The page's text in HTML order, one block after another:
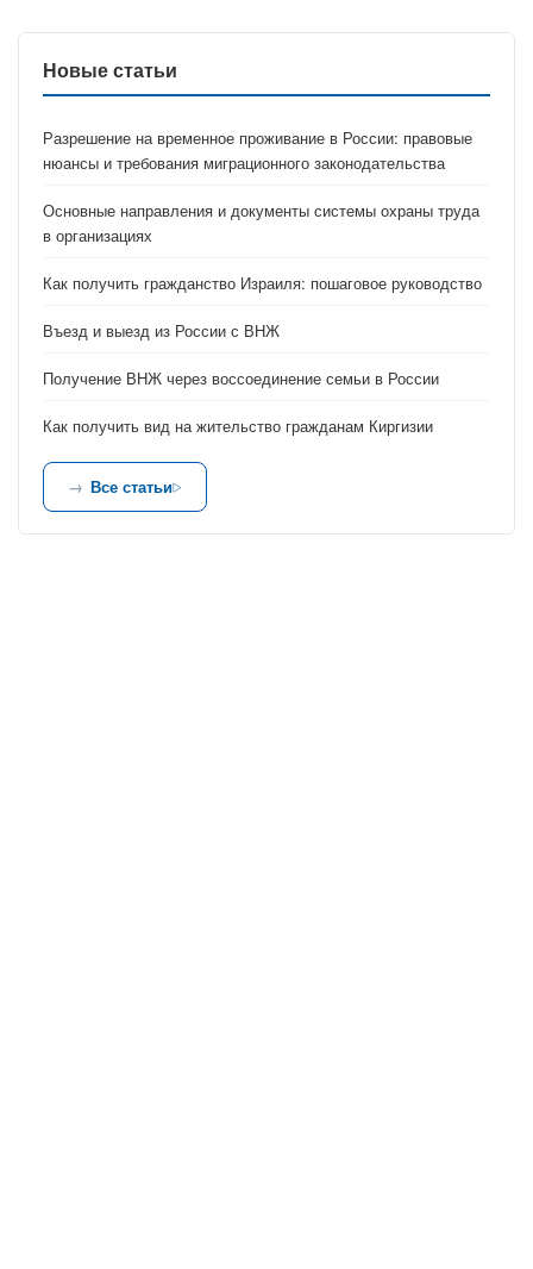
Новые статьи
Разрешение на временное проживание в России: правовые
нюансы и требования миграционного законодательства
Основные направления и документы системы охраны труда
в организациях
Как получить гражданство Израиля: пошаговое руководство
Въезд и выезд из России с ВНЖ
Получение ВНЖ через воссоединение семьи в России
Как получить вид на жительство гражданам Киргизии
Все статьи